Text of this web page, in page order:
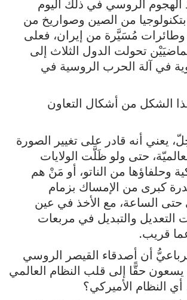
الهجوم الروسي في ذلك اليوم
من الصين وصواريخ من
وطائرات مُسَيَّرة من إيران، فعلى
تحولت الدول الثلاث إلى
في آلة الحرب الروسية في
الشكل من أشكال التعاون
يعني أنه قادر على تغيير الصورة
حتى ولو ظَلَّت الولايات
وحلفاؤها من الناتو، أو مَنْ هم
كبرى من الإمساك بزمام
حتى الساعة، مع الأخذ في عين
التعديل والتبديل في مربعات
عما قريب.
أن أصدقاء القيصر الروسي
يسعون حقًّا إلى قلب النظام العالمي
أي النظام الأميركي؟